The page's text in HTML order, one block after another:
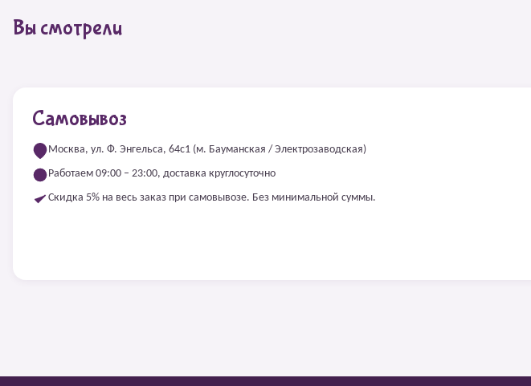
Вы смотрели
Самовывоз
Москва, ул. Ф. Энгельса, 64с1 (м. Бауманская / Электрозаводская)
Работаем 09:00 – 23:00, доставка круглосуточно
Скидка 5% на весь заказ при самовывозе. Без минимальной суммы.